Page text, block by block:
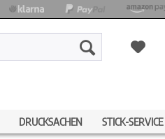
DRUCKSACHEN STICK-SERVICE